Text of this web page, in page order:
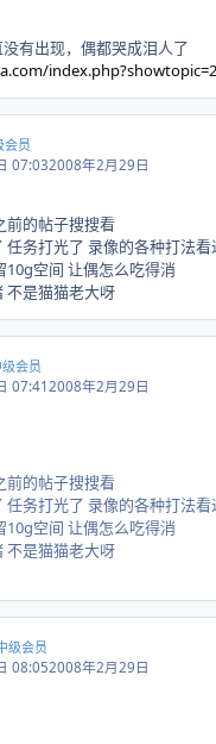
有出现，偶都哭成泪人了
会员
07:032008年2月29日
前的帖子搜搜看
务打光了 录像的各种打法看
10g空间 让偶怎么吃得消
不是猫猫老大呀
级会员
07:412008年2月29日
前的帖子搜搜看
务打光了 录像的各种打法看
10g空间 让偶怎么吃得消
不是猫猫老大呀
级会员
08:052008年2月29日